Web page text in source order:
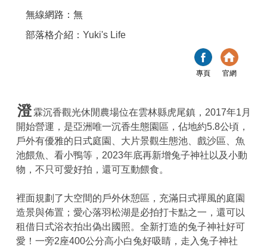
無線網路：無
部落格介紹： Yuki's Life
專頁 官網
澄 霖沉香觀光休閒農場位在雲林縣虎尾鎮，2017年1月
開始營運，是亞洲唯一沉香生態園區，佔地約5.8公頃，
戶外有優雅的日式庭園、大片景觀生態池、戲沙區、魚
池餵魚、看小鴨等，2023年底再新增兔子神社以及小動
物，不只可愛好拍，還可互動餵食。
裡面規劃了大空間的戶外休憩區，充滿日式禪風的庭園
造景與佈置；愛心落羽松湖是必拍打卡點之一，還可以
租借日式浴衣拍出偽出國照。全新打造的兔子神社好可
愛！一旁2座400公分高小白兔好吸睛，走入兔子神社